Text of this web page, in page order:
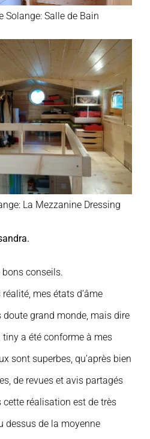
Solange: Salle de Bain
La Mezzanine Dressing
bons conseils.
mes états d’âme
doute grand monde, mais dire
a été conforme à mes
sont superbes, qu’après bien
de revues et avis partagés
cette réalisation est de très
dessus de la moyenne